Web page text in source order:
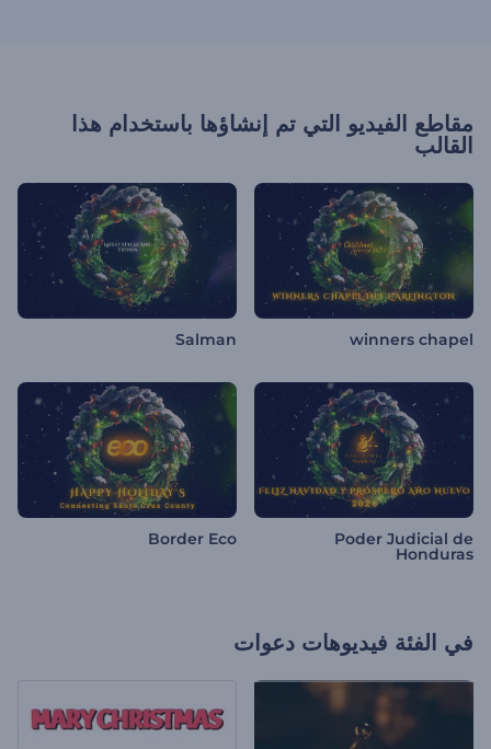
مقاطع الفيديو التي تم إنشاؤها باستخدام هذا
القالب
winners chapel
Salman
Poder Judicial de
Honduras
Border Eco
في الفئة فيديوهات دعوات